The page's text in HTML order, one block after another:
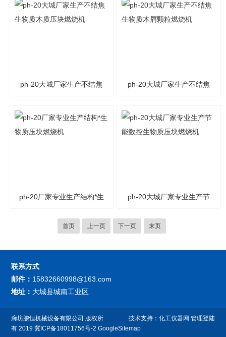
ph-20大城厂家生产不结焦 ph-20大城厂家生产不结焦
ph-20厂家专业生产结构*生
物质压块燃烧机
ph-20大城厂家专业生产节
能数控生物质压块燃烧机
首页 上一页 下一页 末页
联系方式
邮件： 15832660998@163.com
地址： 大城县城南工业区
技术支持： 化工仪器网 管理登陆
廊坊鹏恒机械设备有限公司 版权所
有 2019冀ICP备18011756号-2 GoogleSitemap